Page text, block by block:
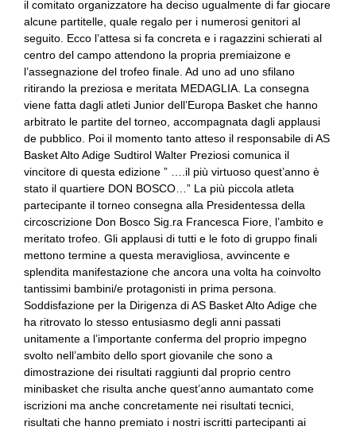
il comitato organizzatore ha deciso ugualmente di far giocare
alcune partitelle, quale regalo per i numerosi genitori al
seguito. Ecco l’attesa si fa concreta e i ragazzini schierati al
centro del campo attendono la propria premiaizone e
l’assegnazione del trofeo finale. Ad uno ad uno sfilano
ritirando la preziosa e meritata MEDAGLIA. La consegna
viene fatta dagli atleti Junior dell’Europa Basket che hanno
arbitrato le partite del torneo, accompagnata dagli applausi
de pubblico. Poi il momento tanto atteso il responsabile di AS
Basket Alto Adige Sudtirol Walter Preziosi comunica il
vincitore di questa edizione ” ….il più virtuoso quest’anno è
stato il quartiere DON BOSCO…” La più piccola atleta
partecipante il torneo consegna alla Presidentessa della
circoscrizione Don Bosco Sig.ra Francesca Fiore, l’ambito e
meritato trofeo. Gli applausi di tutti e le foto di gruppo finali
mettono termine a questa meravigliosa, avvincente e
splendita manifestazione che ancora una volta ha coinvolto
tantissimi bambini/e protagonisti in prima persona.
Soddisfazione per la Dirigenza di AS Basket Alto Adige che
ha ritrovato lo stesso entusiasmo degli anni passati
unitamente a l’importante conferma del proprio impegno
svolto nell’ambito dello sport giovanile che sono a
dimostrazione dei risultati raggiunti dal proprio centro
minibasket che risulta anche quest’anno aumantato come
iscrizioni ma anche concretamente nei risultati tecnici,
risultati che hanno premiato i nostri iscritti partecipanti ai